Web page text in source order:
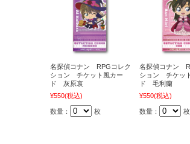
名探偵コナン RPGコレク
ション チケット風カー
ド 灰原哀
¥550(税込)
数量： 枚
名探偵コナン
ション チケッ
ド 毛利蘭
¥550(税込)
数量： 枚